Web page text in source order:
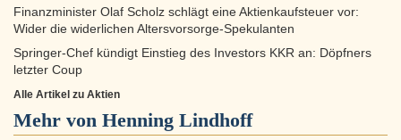
Finanzminister Olaf Scholz schlägt eine Aktienkaufsteuer vor:
Wider die widerlichen Altersvorsorge-Spekulanten
Springer-Chef kündigt Einstieg des Investors KKR an: Döpfners
letzter Coup
Alle Artikel zu Aktien
Mehr von Henning Lindhoff